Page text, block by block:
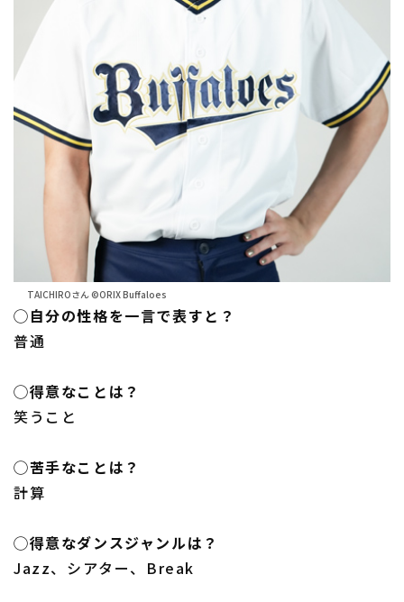
TAICHIROさん ©ORIX Buffaloes
◯自分の性格を一言で表すと？
普通
◯得意なことは？
笑うこと
◯苦手なことは？
計算
◯得意なダンスジャンルは？
Jazz、シアター、Break